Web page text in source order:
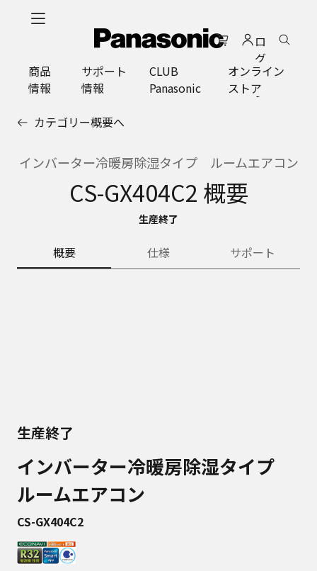
ロ
グ
イ
ン
商品
情報
サポート
情報
CLUB
Panasonic
オンライン
ストア
カテゴリー概要へ
インバーター冷暖房除湿タイプ ルームエアコン
CS-GX404C2 概要
生産終了
概要 仕様 サポート
生産終了
インバーター冷暖房除湿タイプ
ルームエアコン
CS-GX404C2